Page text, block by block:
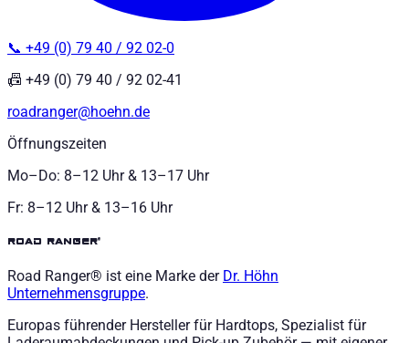
📞 +49 (0) 79 40 / 92 02-0
📠 +49 (0) 79 40 / 92 02-41
roadranger@hoehn.de
Öffnungszeiten
Mo–Do: 8–12 Uhr & 13–17 Uhr
Fr: 8–12 Uhr & 13–16 Uhr
road ranger®
Road Ranger® ist eine Marke der Dr. Höhn
Unternehmensgruppe.
Europas führender Hersteller für Hardtops, Spezialist für